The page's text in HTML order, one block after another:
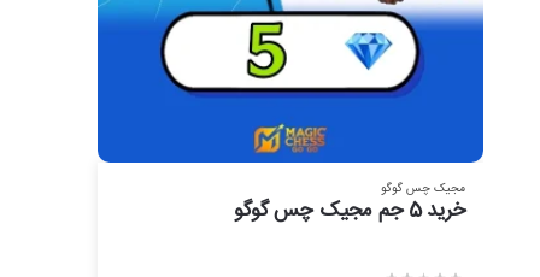
مجیک چس گوگو
خرید 5 جم مجیک چس گوگو